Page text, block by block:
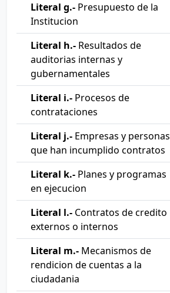
Literal g.- Presupuesto de la
Institucion
Literal h.- Resultados de
auditorias internas y
gubernamentales
Literal i.- Procesos de
contrataciones
Literal j.- Empresas y personas
que han incumplido contratos
Literal k.- Planes y programas
en ejecucion
Literal l.- Contratos de credito
externos o internos
Literal m.- Mecanismos de
rendicion de cuentas a la
ciudadania